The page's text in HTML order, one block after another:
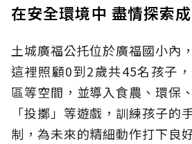
在安全環境中 盡情探索
土城廣福公托位於廣福國小內
這裡照顧0到2歲共45名孩子
區等空間，並導入食農、環保
「投擲」等遊戲，訓練孩子的
制，為未來的精細動作打下良